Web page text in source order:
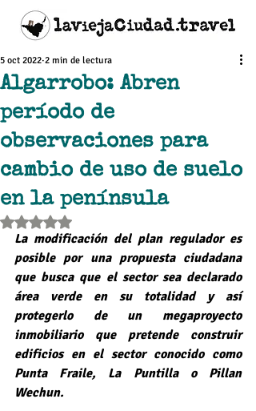
Algarrobo: Abren
período de
observaciones para
cambio de uso de suelo
en la península
5 oct 2022 2 min de lectura
Obtuvo NaN de 5 estrellas.
La modificación del plan regulador es
posible por una propuesta ciudadana
que busca que el sector sea declarado
área verde en su totalidad y así
protegerlo de un megaproyecto
inmobiliario que pretende construir
edificios en el sector conocido como
Punta Fraile, La Puntilla o Pillan
Wechun.